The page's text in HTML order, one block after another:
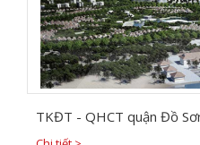
TKĐT - QHCT quận Đồ